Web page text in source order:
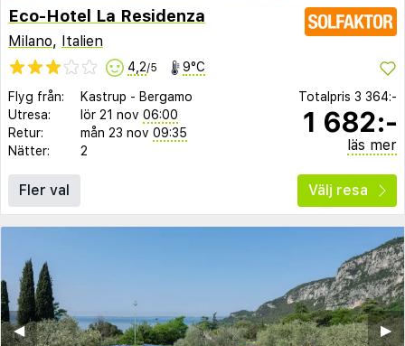
Eco-Hotel La Residenza
Milano, Italien
4,2/5 9°C
Flyg från: Kastrup - Bergamo
Utresa:
lör 21 nov 06:00
Retur:
mån 23 nov 09:35
Nätter:
2
Totalpris 3 364:-
1 682:-
läs mer
Fler val Välj resa
▶︎
◀︎